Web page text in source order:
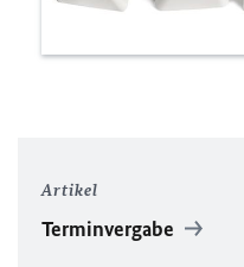
Artikel
Terminvergabe